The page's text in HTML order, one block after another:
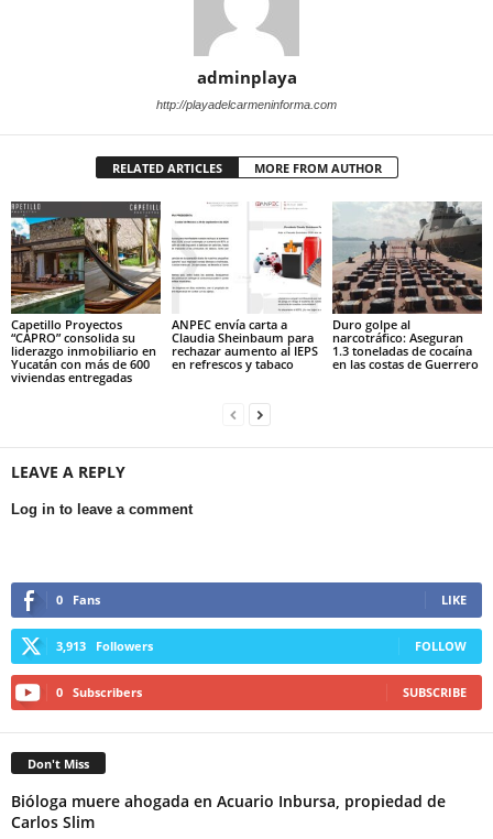
adminplaya
http://playadelcarmeninforma.com
RELATED ARTICLES MORE FROM AUTHOR
Capetillo Proyectos
“CAPRO” consolida su
liderazgo inmobiliario en
Yucatán con más de 600
viviendas entregadas
ANPEC envía carta a
Claudia Sheinbaum para
rechazar aumento al IEPS
en refrescos y tabaco
Duro golpe al
narcotráfico: Aseguran
1.3 toneladas de cocaína
en las costas de Guerrero
LEAVE A REPLY
Log in to leave a comment
0 Fans LIKE
3,913 Followers FOLLOW
0 Subscribers SUBSCRIBE
Don't Miss
Bióloga muere ahogada en Acuario Inbursa, propiedad de
Carlos Slim